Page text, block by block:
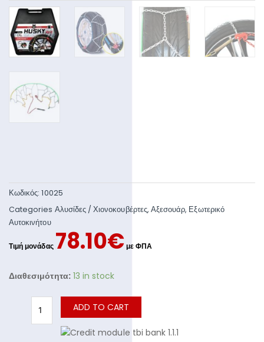
Κωδικός:10025
Categories Αλυσίδες / Χιονοκουβέρτες, Αξεσουάρ, Εξωτερικό
Αυτοκινήτου
78.10€
Διαθεσιμότητα: 13 in stock
ADD TO CART